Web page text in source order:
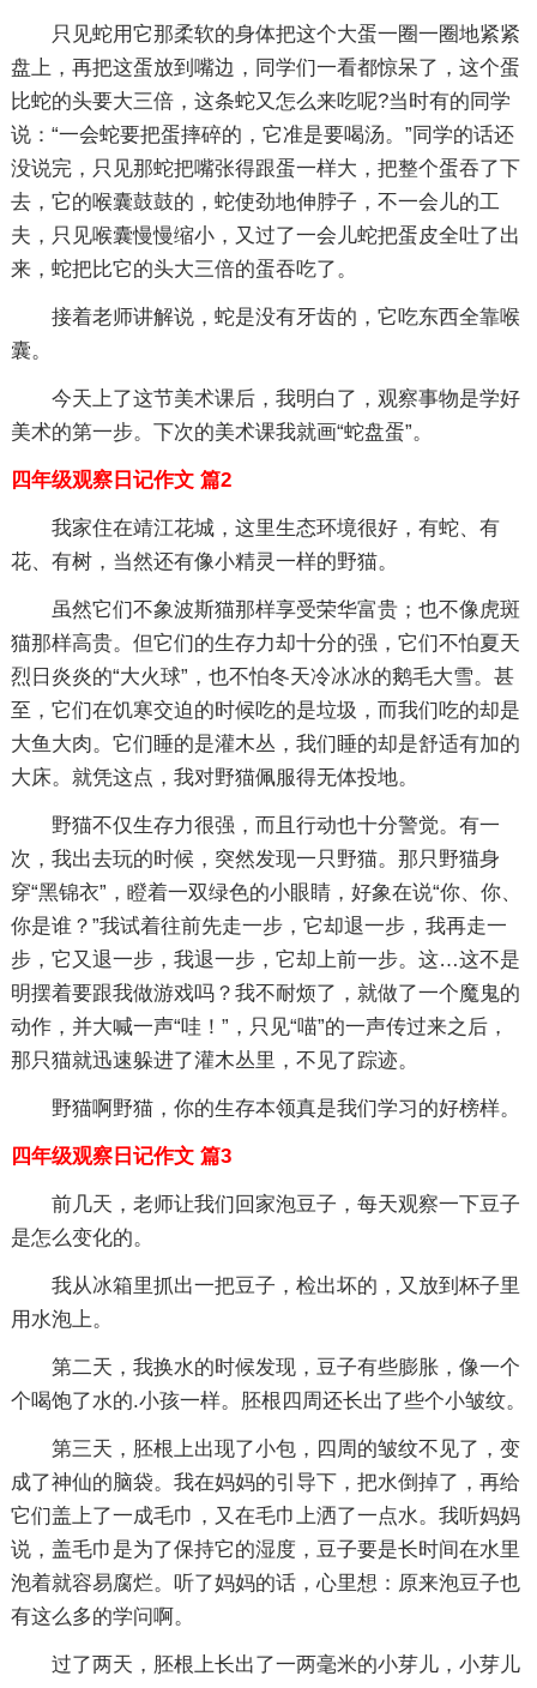
只见蛇用它那柔软的身体把这个大蛋一圈一圈地紧紧
盘上，再把这蛋放到嘴边，同学们一看都惊呆了，这个蛋
比蛇的头要大三倍，这条蛇又怎么来吃呢?当时有的同学
说：“一会蛇要把蛋摔碎的，它准是要喝汤。”同学的话还
没说完，只见那蛇把嘴张得跟蛋一样大，把整个蛋吞了下
去，它的喉囊鼓鼓的，蛇使劲地伸脖子，不一会儿的工
夫，只见喉囊慢慢缩小，又过了一会儿蛇把蛋皮全吐了出
来，蛇把比它的头大三倍的蛋吞吃了。
接着老师讲解说，蛇是没有牙齿的，它吃东西全靠喉
囊。
今天上了这节美术课后，我明白了，观察事物是学好
美术的第一步。下次的美术课我就画“蛇盘蛋”。
四年级观察日记作文 篇2
我家住在靖江花城，这里生态环境很好，有蛇、有
花、有树，当然还有像小精灵一样的野猫。
虽然它们不象波斯猫那样享受荣华富贵；也不像虎斑
猫那样高贵。但它们的生存力却十分的强，它们不怕夏天
烈日炎炎的“大火球”，也不怕冬天冷冰冰的鹅毛大雪。甚
至，它们在饥寒交迫的时候吃的是垃圾，而我们吃的却是
大鱼大肉。它们睡的是灌木丛，我们睡的却是舒适有加的
大床。就凭这点，我对野猫佩服得无体投地。
野猫不仅生存力很强，而且行动也十分警觉。有一
次，我出去玩的时候，突然发现一只野猫。那只野猫身
穿“黑锦衣”，瞪着一双绿色的小眼睛，好象在说“你、你、
你是谁？”我试着往前先走一步，它却退一步，我再走一
步，它又退一步，我退一步，它却上前一步。这…这不是
明摆着要跟我做游戏吗？我不耐烦了，就做了一个魔鬼的
动作，并大喊一声“哇！”，只见“喵”的一声传过来之后，
那只猫就迅速躲进了灌木丛里，不见了踪迹。
野猫啊野猫，你的生存本领真是我们学习的好榜样。
四年级观察日记作文 篇3
前几天，老师让我们回家泡豆子，每天观察一下豆子
是怎么变化的。
我从冰箱里抓出一把豆子，检出坏的，又放到杯子里
用水泡上。
第二天，我换水的时候发现，豆子有些膨胀，像一个
个喝饱了水的.小孩一样。胚根四周还长出了些个小皱纹。
第三天，胚根上出现了小包，四周的皱纹不见了，变
成了神仙的脑袋。我在妈妈的引导下，把水倒掉了，再给
它们盖上了一成毛巾，又在毛巾上洒了一点水。我听妈妈
说，盖毛巾是为了保持它的湿度，豆子要是长时间在水里
泡着就容易腐烂。听了妈妈的话，心里想：原来泡豆子也
有这么多的学问啊。
过了两天，胚根上长出了一两毫米的小芽儿，小芽儿